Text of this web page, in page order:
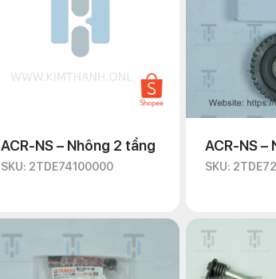
ACR-NS – Nhông 2 tầng
SKU: 2TDE74100000
ACR-NS –
SKU: